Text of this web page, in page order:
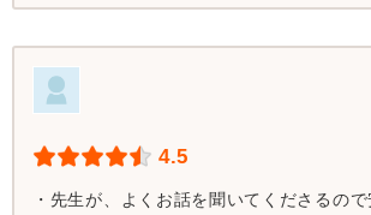
4.5
・先生が、よくお話を聞いてくださるの